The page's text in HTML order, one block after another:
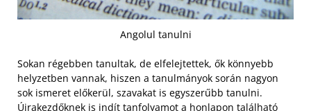
Angolul tanulni
Sokan régebben tanultak, de elfelejtettek, ők könnyebb
helyzetben vannak, hiszen a tanulmányok során nagyon
sok ismeret előkerül, szavakat is egyszerűbb tanulni.
Újrakezdőknek is indít tanfolyamot a honlapon található